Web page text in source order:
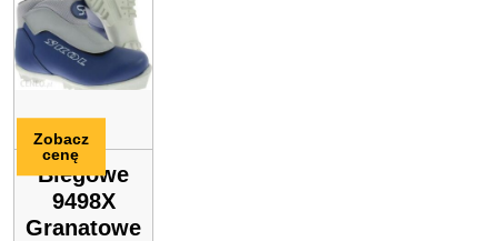
tester
Biegowe
9498X
Granatowe
Zobacz
cenę